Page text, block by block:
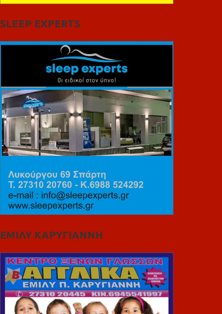
SLEEP EXPERTS
ΕΜΙΛΥ ΚΑΡΥΓΙΑΝΝΗ